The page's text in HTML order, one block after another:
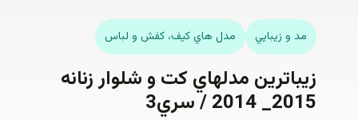
مد و زيبايي مدل هاي كيف، كفش و لباس
زيباترين مدلهاي كت و شلوار زنانه
2015_ 2014 / سري3